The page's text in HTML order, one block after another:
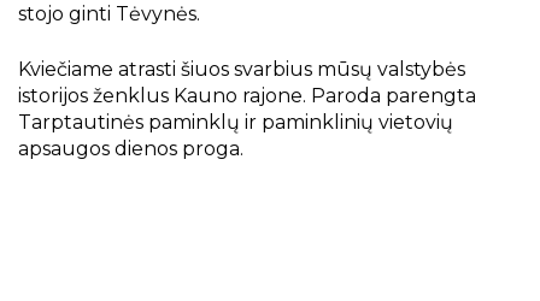
stojo ginti Tėvynės.
Kviečiame atrasti šiuos svarbius mūsų valstybės
istorijos ženklus Kauno rajone. Paroda parengta
Tarptautinės paminklų ir paminklinių vietovių
apsaugos dienos proga.